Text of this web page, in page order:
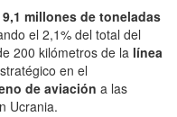
9,1 millones de toneladas
el 2,1% del total del
200 kilómetros de la línea
en el
de aviación a las
Ucrania.